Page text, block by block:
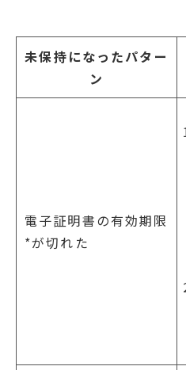
未保持になったパター
ン
電子証明書の有効期限
*が切れた